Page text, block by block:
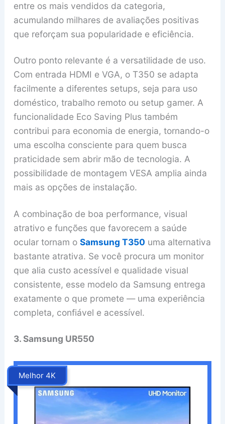
entre os mais vendidos da categoria,
acumulando milhares de avaliações positivas
que reforçam sua popularidade e eficiência.
Outro ponto relevante é a versatilidade de uso.
Com entrada HDMI e VGA, o T350 se adapta
facilmente a diferentes setups, seja para uso
doméstico, trabalho remoto ou setup gamer. A
funcionalidade Eco Saving Plus também
contribui para economia de energia, tornando-o
uma escolha consciente para quem busca
praticidade sem abrir mão de tecnologia. A
possibilidade de montagem VESA amplia ainda
mais as opções de instalação.
A combinação de boa performance, visual
atrativo e funções que favorecem a saúde
ocular tornam o Samsung T350 uma alternativa
bastante atrativa. Se você procura um monitor
que alia custo acessível e qualidade visual
consistente, esse modelo da Samsung entrega
exatamente o que promete — uma experiência
completa, confiável e acessível.
3. Samsung UR550
Melhor 4K
‎